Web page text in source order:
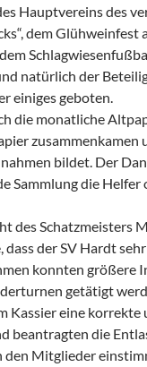
Hauptvereins des
dem Glühweinfest
natürlich der
einiges geboten.
die monatliche
zusammenkamen
bildet. Der
Sammlung die
des Schatzmeisters
der SV Hardt
konnten größere
getätigt
Kassier eine korrekte
beantragten die
den Mitglieder